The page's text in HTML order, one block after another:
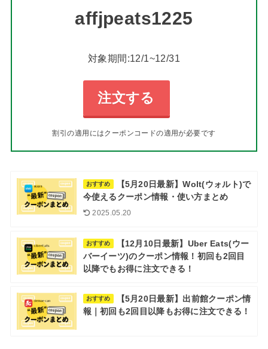
affjpeats1225
対象期間:12/1~12/31
注文する
割引の適用にはクーポンコードの適用が必要です
おすすめ
【5月20日最新】Wolt(ウォルト)で
今使えるクーポン情報・使い方まとめ
2025.05.20
おすすめ
【12月10日最新】Uber Eats(ウー
バーイーツ)のクーポン情報！初回も2回目
以降でもお得に注文できる！
おすすめ
【5月20日最新】出前館クーポン情
報｜初回も2回目以降もお得に注文できる！